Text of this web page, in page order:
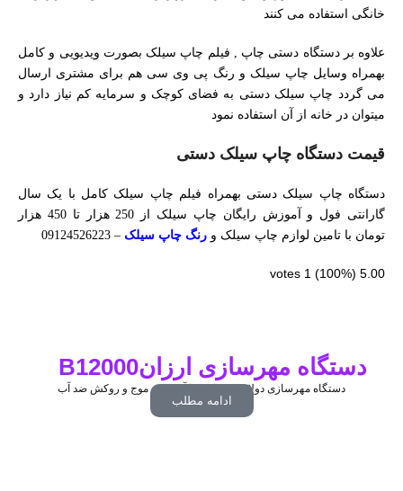
خانگی استفاده می کنند
علاوه بر دستگاه دستی چاپ , فیلم چاپ سیلک بصورت ویدیویی و کامل
بهمراه وسایل چاپ سیلک و رنگ پی وی سی هم برای مشتری ارسال
می گردد چاپ سیلک دستی به فضای کوچک و سرمایه کم نیاز دارد و
میتوان در خانه از آن استفاده نمود
قیمت دستگاه چاپ سیلک دستی
دستگاه چاپ سیلک دستی بهمراه فیلم چاپ سیلک کامل با یک سال
گارانتی فول و آموزش رایگان چاپ سیلک از 250 هزار تا 450 هزار
تومان با تامین لوازم چاپ سیلک و رنگ چاپ سیلک – 09124526223
5.00
(100%)
1
دستگاه مهرسازی ارزانB12000
دستگاه مهرسازی دولامپ هیتاچی با آیینه ضد موج و روکش ضد آب
ادامه مطلب